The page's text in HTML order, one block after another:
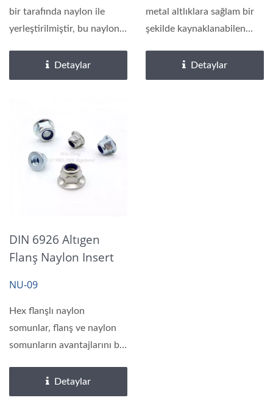
bir tarafında naylon ile
yerleştirilmiştir, bu naylon
Detaylar
metal altlıklara sağlam bir
şekilde kaynaklanabilen
Detaylar
DIN 6926 Altıgen
Flanş Naylon Insert
NU-09
Hex flanşlı naylon
somunlar, flanş ve naylon
somunların avantajlarını bir
Detaylar